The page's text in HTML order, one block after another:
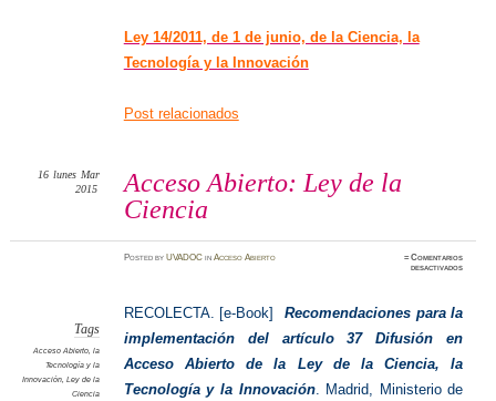
Ley 14/2011, de 1 de junio, de la Ciencia, la
Tecnología y la Innovación
Post relacionados
Acceso Abierto: Ley de la
Ciencia
16 lunes Mar
2015
PostedbyUVADOC inAcceso Abierto ≈Comentarios
desactivadosen
la
Tags
Acceso Abierto, la
Tecnología y la
Innovación, Ley de la
Ciencia
RECOLECTA. [e-Book] Recomendaciones para la
implementación del artículo 37 Difusión en
Acceso Abierto de la Ley de la Ciencia, la
Tecnología y la Innovación. Madrid, Ministerio de